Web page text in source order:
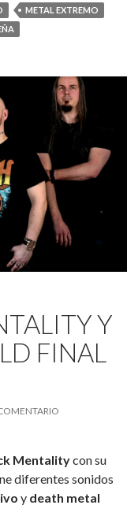
METAL EXTREMO
Y
FINAL
Mentalitycon su
diferentes sonidos
y death metal